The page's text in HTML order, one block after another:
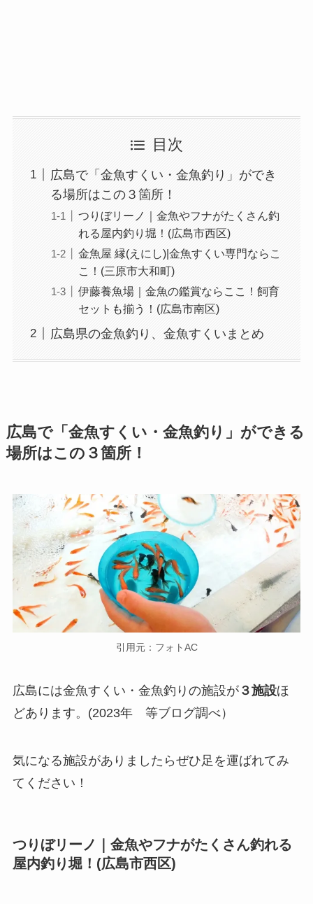
目次
広島で「金魚すくい・金魚釣り」ができ
る場所はこの３箇所！
つりぼリーノ｜金魚やフナがたくさん釣
れる屋内釣り堀！(広島市西区)
金魚屋 縁(えにし)|金魚すくい専門ならこ
こ！(三原市大和町)
伊藤養魚場｜金魚の鑑賞ならここ！飼育
セットも揃う！(広島市南区)
広島県の金魚釣り、金魚すくいまとめ
広島で「金魚すくい・金魚釣り」ができる
場所はこの３箇所！
引用元：フォトAC
広島には金魚すくい・金魚釣りの施設が３施設ほ
どあります。(2023年 等ブログ調べ）
気になる施設がありましたらぜひ足を運ばれてみ
てください！
つりぼリーノ｜ 金魚やフナがたくさん釣れる
屋内釣り堀！(広島市西区)